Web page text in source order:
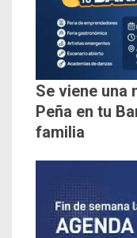
Se viene una
Peña en tu
familia